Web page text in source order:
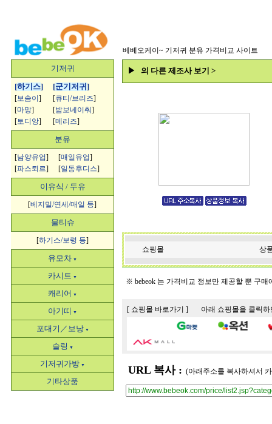
베베오케이~ 기저귀 분유 가격비교 사이트
기저귀
[하기스] [군기저귀 ]
[보솜이 ] [큐티/브리즈]
[마망] [밤보네이춰]
[토디앙] [메리즈]
분유
[남양유업] [매일유업]
[파스퇴르] [일동후디스]
이유식 / 두유
[베지밀/연세/매일 등]
물티슈
[하기스/보령 등]
유모차 ▼
카시트 ▼
캐리어 ▼
아기띠 ▼
포대기／보낭 ▼
슬링 ▼
기저귀가방 ▼
기타상품
▶ 의 다른 제조사 보기 >
쇼핑몰 상
※ bebeok 는 가격비교 정보만 제공할 뿐 구
[ 쇼핑몰 바로가기 ] 아래 쇼핑몰을 클릭하
URL 복사 : (아래주소를 복사하셔서